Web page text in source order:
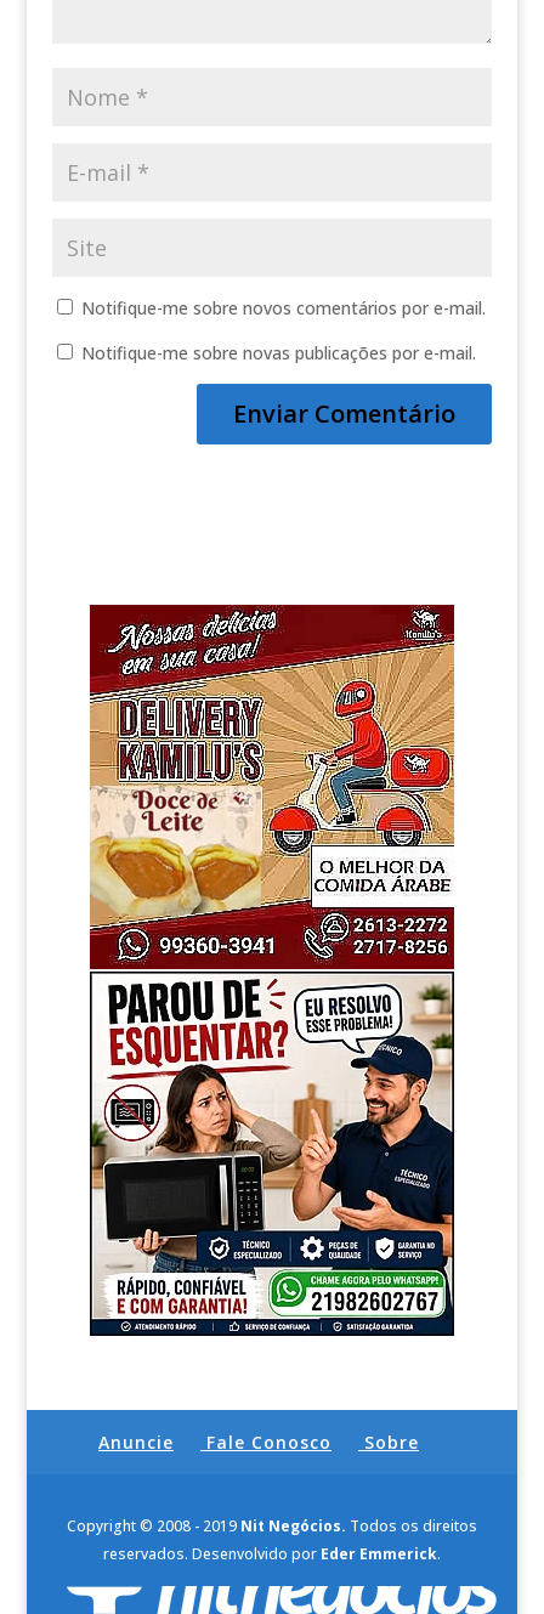
Notifique-me sobre novos comentários por e-mail.
Notifique-me sobre novas publicações por e-mail.
Anuncie Fale Conosco Sobre
Copyright © 2008 - 2019 Nit Negócios. Todos os direitos
reservados. Desenvolvido por Eder Emmerick.